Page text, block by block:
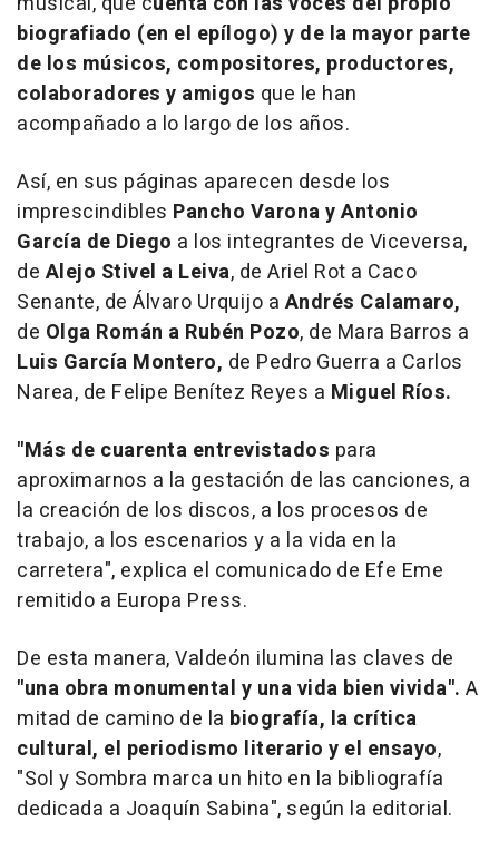
biografiado (en el epílogo) y de la mayor parte
de los músicos, compositores, productores,
colaboradores y amigos que le han
acompañado a lo largo de los años.
Así, en sus páginas aparecen desde los
imprescindibles Pancho Varona y Antonio
García de Diego a los integrantes de Viceversa,
de Alejo Stivel a Leiva, de Ariel Rot a Caco
Senante, de Álvaro Urquijo a Andrés Calamaro,
de Olga Román a Rubén Pozo, de Mara Barros a
Luis García Montero, de Pedro Guerra a Carlos
Narea, de Felipe Benítez Reyes a Miguel Ríos.
"Más de cuarenta entrevistados para
aproximarnos a la gestación de las canciones, a
la creación de los discos, a los procesos de
trabajo, a los escenarios y a la vida en la
carretera", explica el comunicado de Efe Eme
remitido a Europa Press.
De esta manera, Valdeón ilumina las claves de
"una obra monumental y una vida bien vivida". A
mitad de camino de la biografía, la crítica
cultural, el periodismo literario y el ensayo,
"Sol y Sombra marca un hito en la bibliografía
dedicada a Joaquín Sabina", según la editorial.